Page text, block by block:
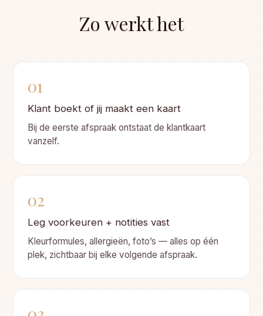
Zo werkt het
01
Klant boekt of jij maakt een kaart
Bij de eerste afspraak ontstaat de klantkaart
vanzelf.
02
Leg voorkeuren + notities vast
Kleurformules, allergieën, foto’s — alles op één
plek, zichtbaar bij elke volgende afspraak.